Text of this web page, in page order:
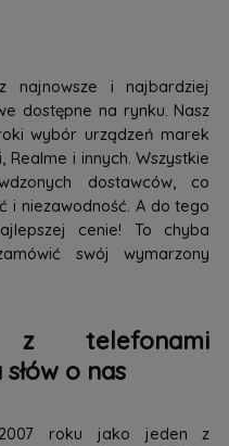
najnowsze i najbardziej
dostępne na rynku. Nasz
wybór urządzeń marek
Realme i innych. Wszystkie
dostawców, co
i niezawodność. A do tego
cenie! To chyba
swój wymarzony
telefonami
o nas
roku jako jeden z